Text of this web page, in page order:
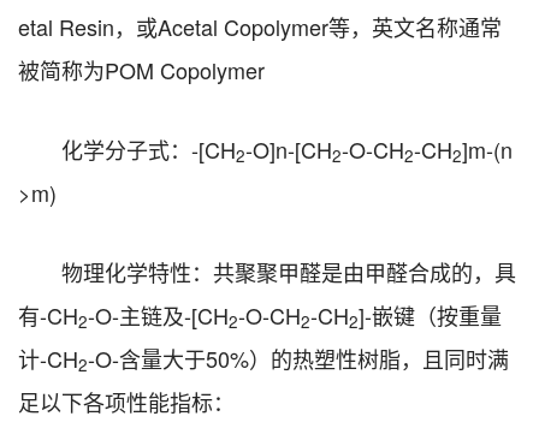
etal Resin，或Acetal Copolymer等，英文名称通常
被简称为POM Copolymer
化学分子式：-[CH2-O]n-[CH2-O-CH2-CH2]m-(n
>m)
物理化学特性：共聚聚甲醛是由甲醛合成的，具
有-CH2-O-主链及-[CH2-O-CH2-CH2]-嵌键（按重量
计-CH2-O-含量大于50%）的热塑性树脂，且同时满
足以下各项性能指标：